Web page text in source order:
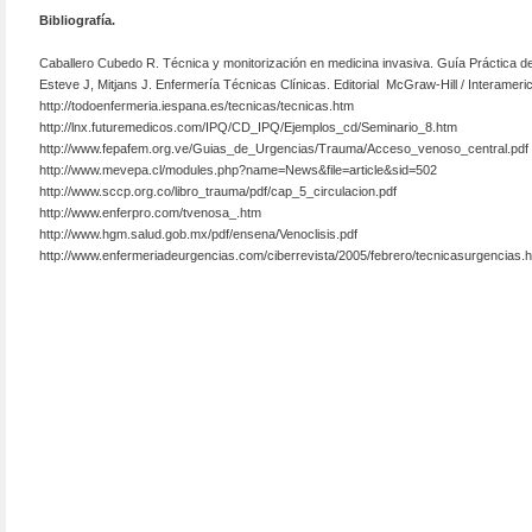
Bibliografía.
Caballero Cubedo R. Técnica y monitorización en medicina invasiva. Guía Práctica
Esteve J, Mitjans J. Enfermería Técnicas Clínicas. Editorial McGraw-Hill /
http://todoenfermeria.iespana.es/tecnicas/tecnicas.htm
http://lnx.futuremedicos.com/IPQ/CD_IPQ/Ejemplos_cd/Seminario_8.htm
http://www.fepafem.org.ve/Guias_de_Urgencias/Trauma/Acceso_venoso_central.pdf
http://www.mevepa.cl/modules.php?name=News&file=article&sid=502
http://www.sccp.org.co/libro_trauma/pdf/cap_5_circulacion.pdf
http://www.enferpro.com/tvenosa_.htm
http://www.hgm.salud.gob.mx/pdf/ensena/Venoclisis.pdf
http://www.enfermeriadeurgencias.com/ciberrevista/2005/febrero/